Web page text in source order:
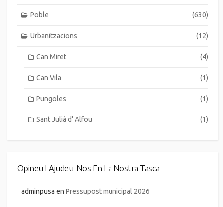
Poble (630)
Urbanitzacions (12)
Can Miret (4)
Can Vila (1)
Pungoles (1)
Sant Julià d' Alfou (1)
Opineu I Ajudeu-Nos En La Nostra Tasca
adminpusa en Pressupost municipal 2026